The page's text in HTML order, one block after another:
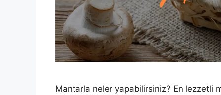
Mantarla neler yapabilirsiniz? En lezzetli